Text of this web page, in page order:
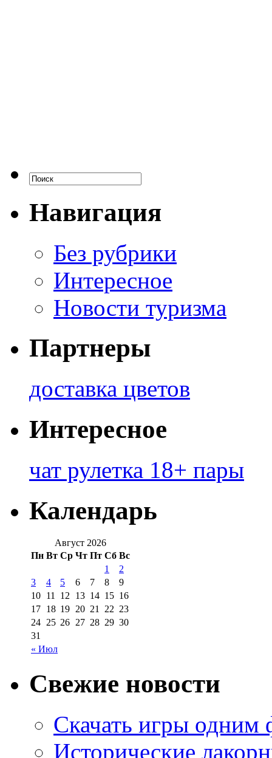
Навигация
Без рубрики
Интересное
Новости туризма
Партнеры
доставка цветов
Интересное
чат рулетка 18+ пары
Календарь
Август 2026
Пн Вт Ср Чт Пт Сб Вс
« Июл
1
2
3
4 5 6 7 8
9
10 11 12 13 14 15 16
17 18 19 20 21 22 23
24 25 26 27 28 29 30
31
Свежие новости
Скачать игры одним
Исторические